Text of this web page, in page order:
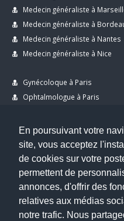
En poursuivant votre
site, vous acceptez
de cookies sur votre
permettent de
annonces, d'offrir des
relatives aux médias
notre trafic. Nous
Medecin généraliste à
Medecin généraliste à
Medecin généraliste à Nantes
Medecin généraliste à Nice
Gynécoloque à Paris
Ophtalmologue à Paris
Dentiste à Paris
Copyright © 2026 . All Rights
choisirunmedecin@gmail.com